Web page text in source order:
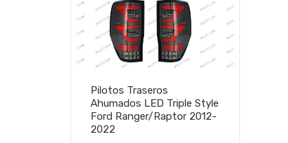
Pilotos Traseros
Ahumados LED Triple Style
Ford Ranger/Raptor 2012-
2022